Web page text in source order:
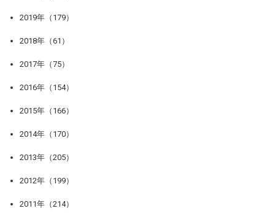
2019年（179）
2018年（61）
2017年（75）
2016年（154）
2015年（166）
2014年（170）
2013年（205）
2012年（199）
2011年（214）